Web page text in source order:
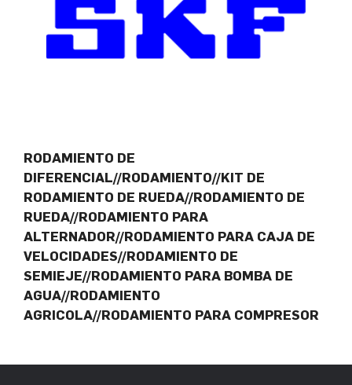
RODAMIENTO DE
DIFERENCIAL//RODAMIENTO//KIT DE
RODAMIENTO DE RUEDA//RODAMIENTO DE
RUEDA//RODAMIENTO PARA
ALTERNADOR//RODAMIENTO PARA CAJA DE
VELOCIDADES//RODAMIENTO DE
SEMIEJE//RODAMIENTO PARA BOMBA DE
AGUA//RODAMIENTO
AGRICOLA//RODAMIENTO PARA COMPRESOR